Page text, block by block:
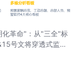
革命"：从"三全"标
号文将穿透式监管
难题，覆盖制造、
规"走向"主动赋能"，